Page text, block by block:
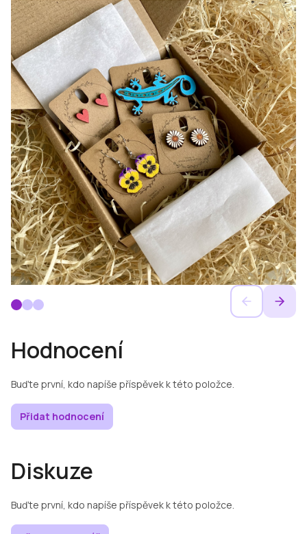
Hodnocení
Buďte první, kdo napíše příspěvek k této položce.
Přidat hodnocení
Diskuze
Buďte první, kdo napíše příspěvek k této položce.